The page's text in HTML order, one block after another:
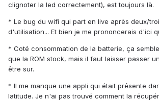
clignoter la led correctement), est toujours là.
* Le bug du wifi qui part en live après deux/
d'utilisation... Et bien je me prononcerais d'ici
* Coté consommation de la batterie, ça
que la ROM stock, mais il faut laisser passer
être sur.
* Il me manque une appli qui était présente
latitude. Je n'ai pas trouvé comment la